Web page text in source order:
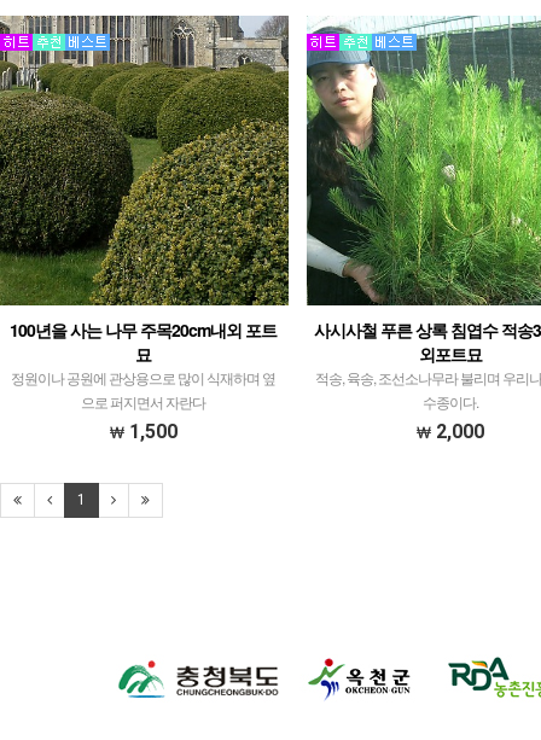
100년을 사는 나무 주목20cm내외 포트
묘
정원이나 공원에 관상용으로 많이 식재하며 옆
으로 퍼지면서 자란다
1,500
사시사철 푸른 상록 침엽수 적송
외포트묘
적송, 육송, 조선소나무라 불리며 우리
수종이다.
2,000
1